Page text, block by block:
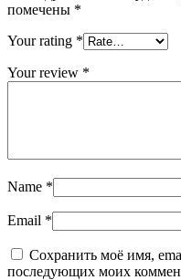
помечены *
Your rating *
Your review *
Name *
Email *
Сохранить моё имя,
последующих моих